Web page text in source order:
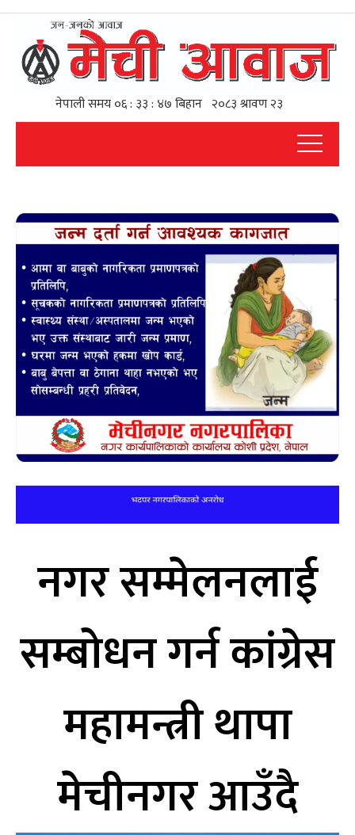
नगर सम्मेलनलाई
सम्बोधन गर्न कांग्रेस
महामन्त्री थापा
मेचीनगर आउँदै